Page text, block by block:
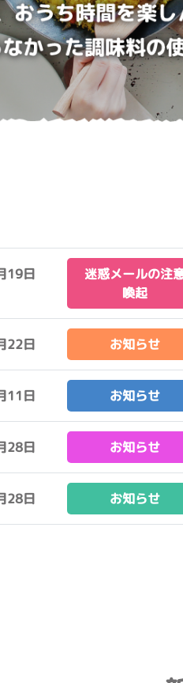
19日
迷惑メールの注
喚起
22日 お知らせ
11日 お知らせ
28日 お知らせ
28日 お知らせ